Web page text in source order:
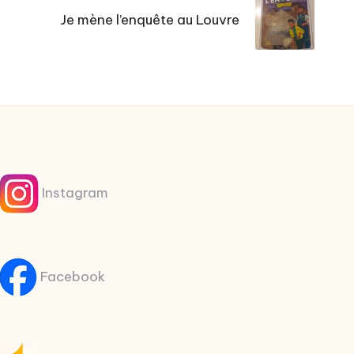
Je mène l’enquête au Louvre
Instagram
Facebook